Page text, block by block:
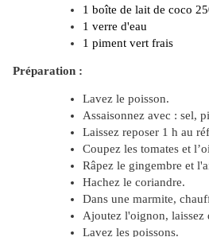
1 boîte de lait de coco
1 verre d'eau
1 piment vert frais
Préparation :
Lavez le poisson.
Assaisonnez avec : sel,
Laissez reposer 1 h au
Coupez les tomates et
Râpez le gingembre et
Hachez le coriandre.
Dans une marmite,
Ajoutez l'oignon, laissez
Lavez les poissons.